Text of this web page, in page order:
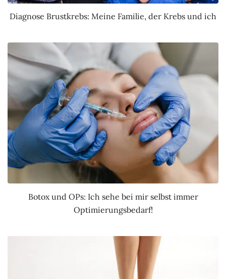
Diagnose Brustkrebs: Meine Familie, der Krebs und ich
Botox und OPs: Ich sehe bei mir selbst immer
Optimierungsbedarf!